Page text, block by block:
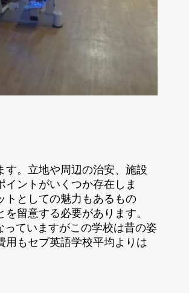
す。立地や周辺の治安、施設
ントがいくつか存在しま
トとしての魅力もあるもの
留意する必要があります。
ていますがこの学校は昔の姿
用もセブ英語学校平均よりは